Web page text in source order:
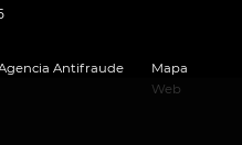
Antifraude
Mapa
Web